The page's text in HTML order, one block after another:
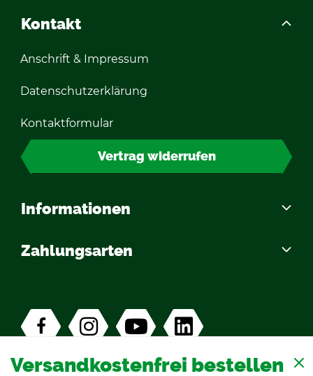
Kon­takt
An­schrift & Im­pres­sum
Da­ten­schutz­er­klä­rung
Kon­takt­for­mu­lar
Ver­trag wi­der­ru­fen
In­for­ma­tio­nen
Zah­lungs­ar­ten
Ver­sand­kos­ten­frei be­stel­len